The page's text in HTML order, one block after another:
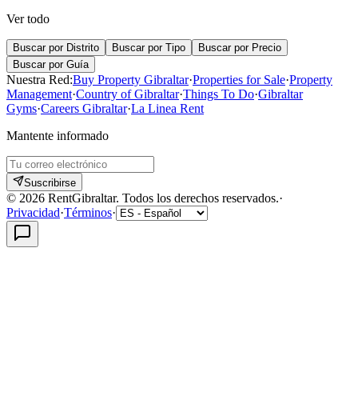
Ver todo
Buscar por Distrito Buscar por Tipo
Buscar por Precio
Buscar por Guía
Nuestra Red:Buy Property Gibraltar·Properties for Sale·Property
Management·Country of Gibraltar·Things To Do·Gibraltar
Gyms·Careers Gibraltar·La Linea Rent
Mantente informado
Suscribirse
© 2026 RentGibraltar. Todos los derechos reservados.·
Privacidad·Términos·